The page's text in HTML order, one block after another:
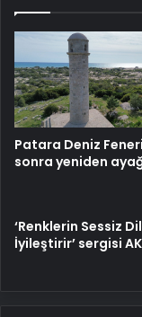
Patara Deniz
sonra yeniden
‘Renklerin Sessiz
İyileştirir’ sergisi